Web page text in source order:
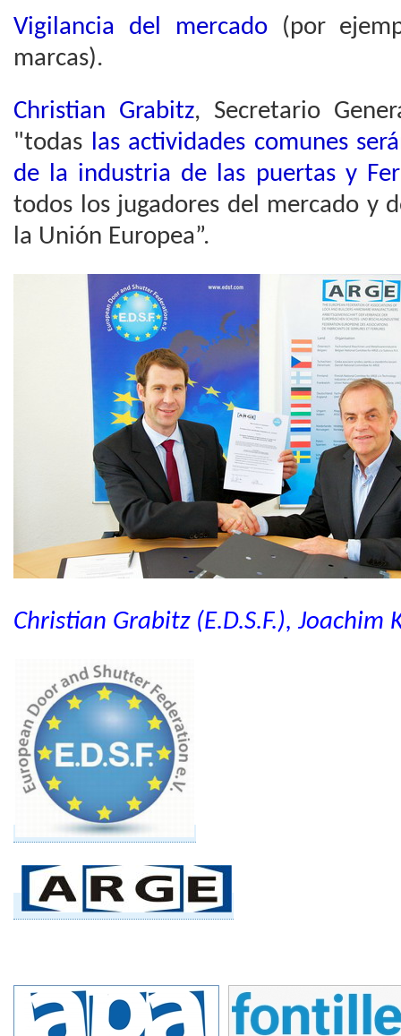
Vigilancia del mercado(por
marcas).
Christian Grabitz, Secretario
"todas las actividades comunes
de la industria de las puertas y
todos los jugadores del mercado y
la Unión Europea”.
Christian Grabitz (E.D.S.F.), Joachim